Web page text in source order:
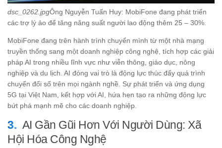
dsc_0262.jpgÔng Nguyễn Tuấn Huy: MobiFone đang phát triển
các trợ lý ảo để tăng năng suất người lao động thêm 25 – 30%.
MobiFone đang trên hành trình chuyển mình từ một nhà mạng
truyền thống sang một doanh nghiệp công nghệ, tích hợp các giải
pháp AI trong nhiều lĩnh vực như viễn thông, giáo dục, nông
nghiệp và du lịch. AI đóng vai trò là động lực thúc đẩy quá trình
chuyển đổi số trên mọi ngành nghề. Sự phát triển và ứng dụng
5G tại Việt Nam, kết hợp với AI, hứa hẹn tạo ra những động lực
bứt phá mạnh mẽ cho các doanh nghiệp.
AI Gần Gũi Hơn Với Người Dùng: Xã
Hội Hóa Công Nghệ